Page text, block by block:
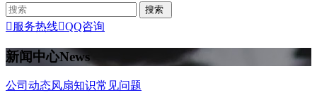
 服务热线QQ咨询
新闻中心News
公司动态风扇知识常见问题